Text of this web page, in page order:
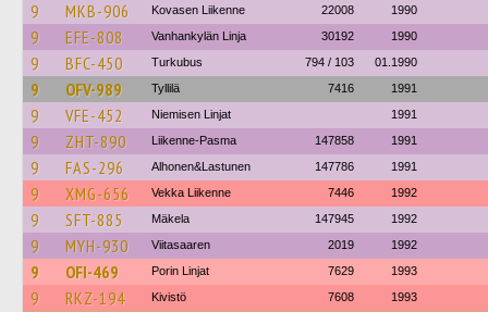
9 MKB-906 Kovasen Liikenne 22008 1990
9 EFE-808 Vanhankylän Linja 30192 1990
9 BFC-450 Turkubus 794 / 103 01.1990
9 OFV-989 Tyllilä 7416 1991
9 VFE-452 Niemisen Linjat 1991
9 ZHT-890 Liikenne-Pasma 147858 1991
9 FAS-296 Alhonen&Lastunen 147786 1991
9 XMG-656 Vekka Liikenne 7446 1992
9 SFT-885 Mäkela 147945 1992
9 MYH-930 Viitasaaren 2019 1992
9 OFI-469 Porin Linjat 7629 1993
9 RKZ-194 Kivistö 7608 1993